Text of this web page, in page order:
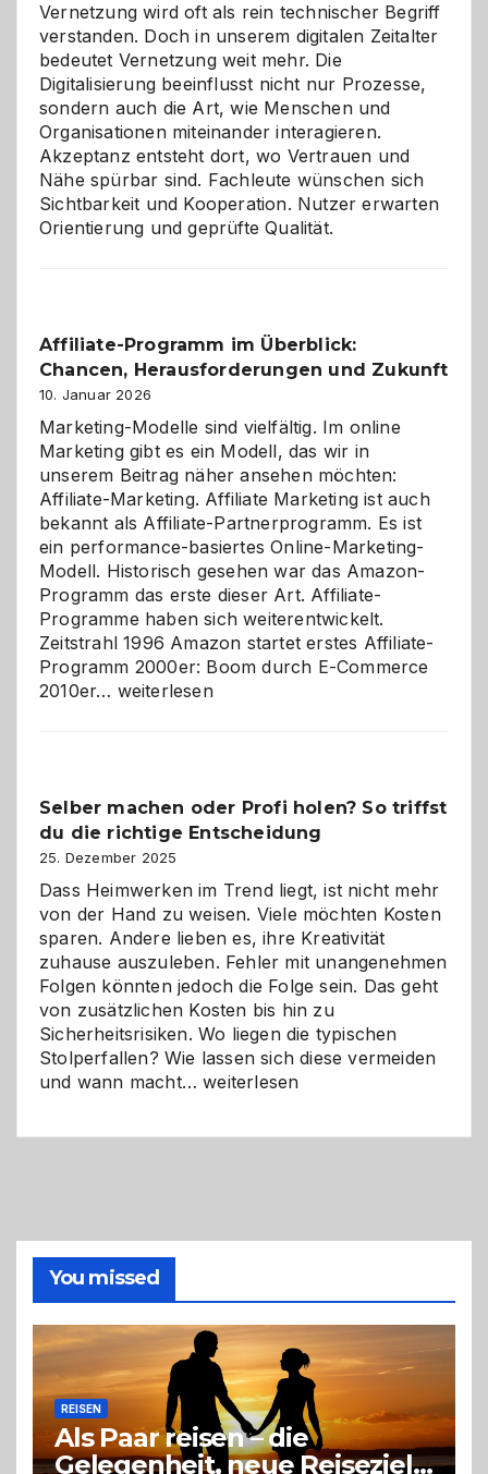
Vernetzung wird oft als rein technischer Begriff
verstanden. Doch in unserem digitalen Zeitalter
bedeutet Vernetzung weit mehr. Die
Digitalisierung beeinflusst nicht nur Prozesse,
sondern auch die Art, wie Menschen und
Organisationen miteinander interagieren.
Akzeptanz entsteht dort, wo Vertrauen und
Nähe spürbar sind. Fachleute wünschen sich
Sichtbarkeit und Kooperation. Nutzer erwarten
Orientierung und geprüfte Qualität.
Affiliate-Programm im Überblick:
Chancen, Herausforderungen und Zukunft
10. Januar 2026
Marketing-Modelle sind vielfältig. Im online
Marketing gibt es ein Modell, das wir in
unserem Beitrag näher ansehen möchten:
Affiliate-Marketing. Affiliate Marketing ist auch
bekannt als Affiliate-Partnerprogramm. Es ist
ein performance-basiertes Online-Marketing-
Modell. Historisch gesehen war das Amazon-
Programm das erste dieser Art. Affiliate-
Programme haben sich weiterentwickelt.
Zeitstrahl 1996 Amazon startet erstes Affiliate-
Programm 2000er: Boom durch E-Commerce
2010er… Affiliate-
Herausforderungen
und
Zukunft
weiterlesen
Selber machen oder Profi holen? So triffst
du die richtige Entscheidung
25. Dezember 2025
Dass Heimwerken im Trend liegt, ist nicht mehr
von der Hand zu weisen. Viele möchten Kosten
sparen. Andere lieben es, ihre Kreativität
zuhause auszuleben. Fehler mit unangenehmen
Folgen könnten jedoch die Folge sein. Das geht
von zusätzlichen Kosten bis hin zu
Sicherheitsrisiken. Wo liegen die typischen
Stolperfallen? Wie lassen sich diese vermeiden
und wann macht…Selber
richtige
Entscheidung
weiterlesen
You missed
REISEN
Als Paar reisen – die
Gelegenheit, neue Reiseziele